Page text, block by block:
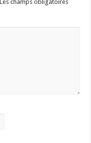
Les champs obligatoires